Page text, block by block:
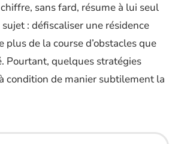
sans fard, résume à lui seul
: défiscaliser une résidence
plus de la course d’obstacles que
Pourtant, quelques stratégies
condition de manier subtilement la